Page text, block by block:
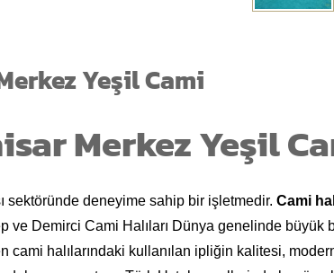
Yeşil Cami
Merkez Yeşil
sektöründe deneyime sahip bir işletmedir. Cami
ve Demirci Cami Halıları Dünya genelinde büyük
cami halılarındaki kullanılan ipliğin kalitesi,